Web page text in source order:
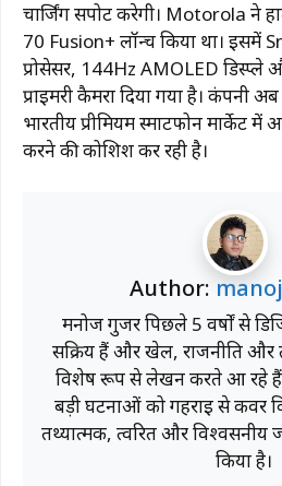
चार्जिंग सपोर्ट करेगी। Motorola ने
70 Fusion+ लॉन्च किया था। इसमें
प्रोसेसर, 144Hz AMOLED
प्राइमरी कैमरा दिया गया है। कंपनी
भारतीय प्रीमियम स्मार्टफोन
करने की कोशिश कर रही है।
Author:
मनोज गुर्जर पिछले 5 वर्षों से
सक्रिय हैं और खेल, राजनीति
विशेष रूप से लेखन करते आ रहे हैं।
बड़ी घटनाओं को गहराई से कवर
तथ्यात्मक, त्वरित और विश्वसनीय
किया है।